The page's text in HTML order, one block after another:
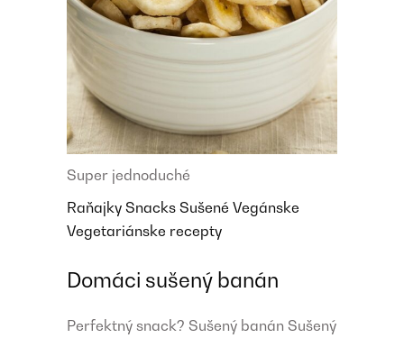
Super jednoduché
Raňajky Snacks Sušené Vegánske
Vegetariánske recepty
Domáci sušený banán
Perfektný snack? Sušený banán Sušený